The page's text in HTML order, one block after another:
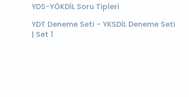
YDS-YÖKDİL Soru Tipleri
YDT Deneme Seti - YKSDİL Deneme Seti
| Set 1